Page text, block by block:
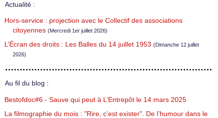
Actualité :
Hors-service : projection avec le Collectif des associations
citoyennes (Mercredi 1er juillet 2026)
L’Écran des droits : Les Balles du 14 juillet 1953 (Dimanche 12 juillet
2026)
Au fil du blog :
Bestofdoc#6 - Sauve qui peut à L’Entrepôt le 14 mars 2025
La filmographie du mois : "Rire, c’est exister". De l’humour dans le